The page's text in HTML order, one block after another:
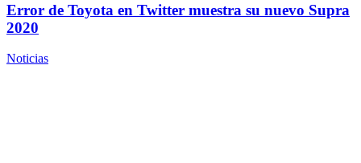
Error de Toyota en Twitter muestra su nuevo Supra
2020
Noticias